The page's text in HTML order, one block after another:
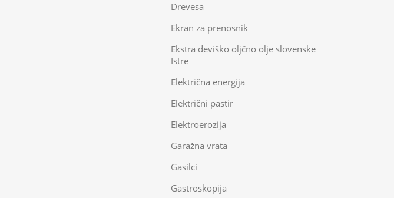
Drevesa
Ekran za prenosnik
Ekstra deviško oljčno olje slovenske
Istre
Električna energija
Električni pastir
Elektroerozija
Garažna vrata
Gasilci
Gastroskopija